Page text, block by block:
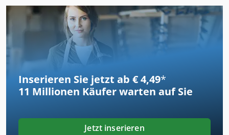
Inserieren Sie jetzt ab € 4,49*
11 Millionen Käufer warten auf Sie
Jetzt inserieren